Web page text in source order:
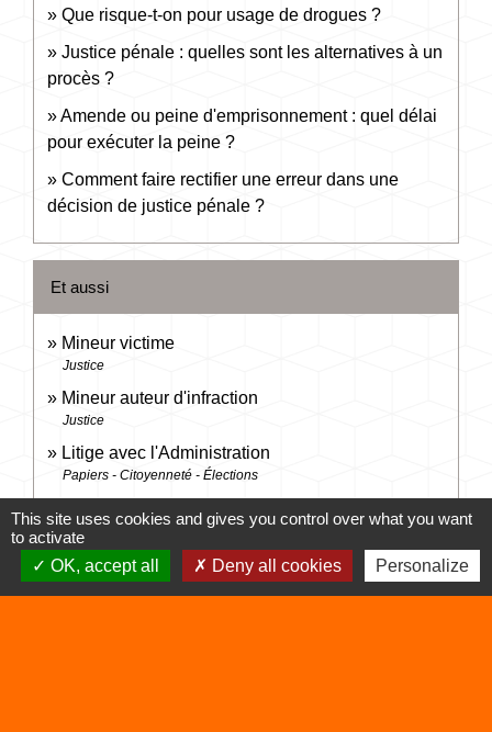
Que risque-t-on pour usage de drogues ?
Justice pénale : quelles sont les alternatives à un
procès ?
Amende ou peine d'emprisonnement : quel délai
pour exécuter la peine ?
Comment faire rectifier une erreur dans une
décision de justice pénale ?
Et aussi
Mineur victime
Justice
Mineur auteur d'infraction
Justice
Litige avec l'Administration
Papiers - Citoyenneté - Élections
Justice
Signaler une erreur sur cette page
This site uses cookies and gives you control over what you want
to activate
OK, accept all
Deny all cookies Personalize